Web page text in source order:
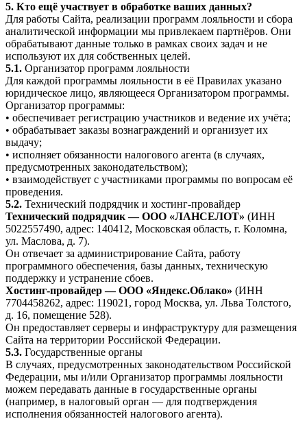
5. Кто ещё участвует в обработке ваших данных?
Для работы Сайта, реализации программ лояльности и сбора
аналитической информации мы привлекаем партнёров. Они
обрабатывают данные только в рамках своих задач и не
используют их для собственных целей.
5.1. Организатор программ лояльности
Для каждой программы лояльности в её Правилах указано
юридическое лицо, являющееся Организатором программы.
Организатор программы:
• обеспечивает регистрацию участников и ведение их учёта;
• обрабатывает заказы вознаграждений и организует их
выдачу;
• исполняет обязанности налогового агента (в случаях,
предусмотренных законодательством);
• взаимодействует с участниками программы по вопросам её
проведения.
5.2. Технический подрядчик и хостинг-провайдер
Технический подрядчик — ООО «ЛАНСЕЛОТ» (ИНН
5022557490, адрес: 140412, Московская область, г. Коломна,
ул. Маслова, д. 7).
Он отвечает за администрирование Сайта, работу
программного обеспечения, базы данных, техническую
поддержку и устранение сбоев.
Хостинг-провайдер — ООО «Яндекс.Облако» (ИНН
7704458262, адрес: 119021, город Москва, ул. Льва Толстого,
д. 16, помещение 528).
Он предоставляет серверы и инфраструктуру для размещения
Сайта на территории Российской Федерации.
5.3. Государственные органы
В случаях, предусмотренных законодательством Российской
Федерации, мы и/или Организатор программы лояльности
можем передавать данные в государственные органы
(например, в налоговый орган — для подтверждения
исполнения обязанностей налогового агента).